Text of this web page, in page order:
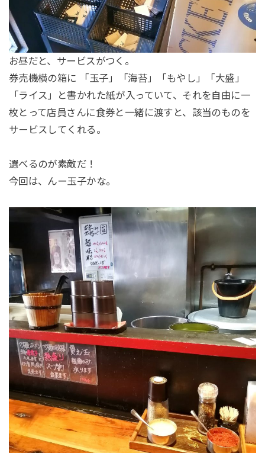
お昼だと、サービスがつく。
券売機横の箱に 「玉子」「海苔」「もやし」「大盛」
「ライス」と書かれた紙が入っていて、それを自由に一
枚とって店員さんに食券と一緒に渡すと、該当のものを
サービスしてくれる。
選べるのが素敵だ！
今回は、んー玉子かな。